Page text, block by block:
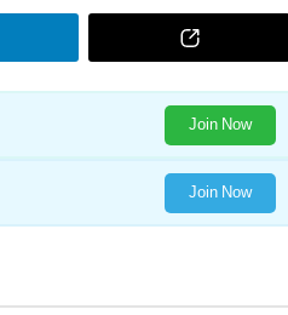
Join Now
Join Now